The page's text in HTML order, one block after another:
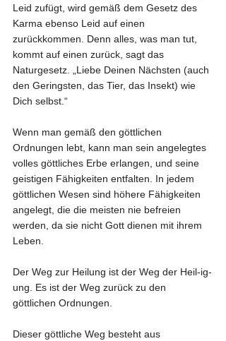
Leid zufügt, wird gemäß dem Gesetz des
Karma ebenso Leid auf einen
zurückkommen. Denn alles, was man tut,
kommt auf einen zurück, sagt das
Naturgesetz. „Liebe Deinen Nächsten (auch
den Geringsten, das Tier, das Insekt) wie
Dich selbst.“
Wenn man gemäß den göttlichen
Ordnungen lebt, kann man sein angelegtes
volles göttliches Erbe erlangen, und seine
geistigen Fähigkeiten entfalten. In jedem
göttlichen Wesen sind höhere Fähigkeiten
angelegt, die die meisten nie befreien
werden, da sie nicht Gott dienen mit ihrem
Leben.
Der Weg zur Heilung ist der Weg der Heil-ig-
ung. Es ist der Weg zurück zu den
göttlichen Ordnungen.
Dieser göttliche Weg besteht aus